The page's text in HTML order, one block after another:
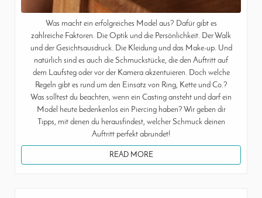
Was macht ein erfolgreiches Model aus? Dafür gibt es
zahlreiche Faktoren. Die Optik und die Persönlichkeit. Der Walk
und der Gesichtsausdruck. Die Kleidung und das Make-up. Und
natürlich sind es auch die Schmuckstücke, die den Auftritt auf
dem Laufsteg oder vor der Kamera akzentuieren. Doch welche
Regeln gibt es rund um den Einsatz von Ring, Kette und Co.?
Was solltest du beachten, wenn ein Casting ansteht und darf ein
Model heute bedenkenlos ein Piercing haben? Wir geben dir
Tipps, mit denen du herausfindest, welcher Schmuck deinen
Auftritt perfekt abrundet!
READ MORE